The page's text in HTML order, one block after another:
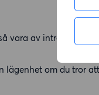
vara av intresse.
om du tror